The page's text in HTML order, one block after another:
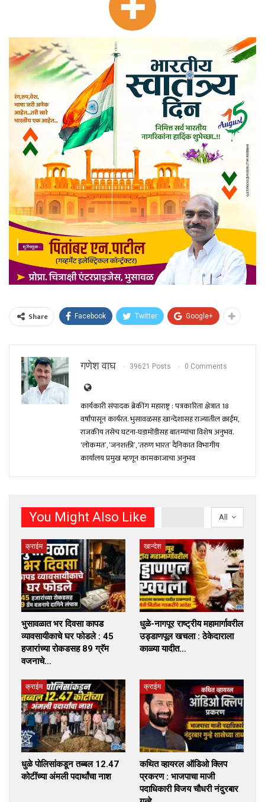
Share Facebook Twitter Google+
गणेश वाघ 39621 Posts 0 Comments
कार्यकारी संपादक ब्रेकींग महाराष्ट्र : पत्रकारिता क्षेत्रात 18
वर्षांपासून कार्यरत. भुसावळसह खान्देशासह राज्यातील क्राईम,
राजकीय तसेच घटना-घडामोंडीसह बातम्यांचा विशेष अनुभव.
‘लोकमत’, ‘जनशक्ती’, ‘तरुण भारत’ दैनिकात विभागीय
कार्यालय प्रमुख म्हणून कामकाजाचा अनुभव
All
You Might Also Like
क्राईम
भुसावळात भर दिवसा कापड
व्यावसायीकाचे घर फोडले : 45
हजारांच्या रोकडसह 89 ग्रॅम
वजनाचे…
खान्देश
धुळे-नागपूर राष्ट्रीय महामार्गावरील
उड्डाणपूल खचला : ठेकेदाराला
काळ्या यादीत…
क्राईम
धुळे पोलिसांकडून तब्बल 12.47
कोटींच्या अंमली पदार्थांचा नाश
क्राईम
कथित व्हायरल ऑडिओ क्लिप
प्रकरण : भाजपाचा माजी
पदाधिकारी विजय चौधरी नंदुरबार